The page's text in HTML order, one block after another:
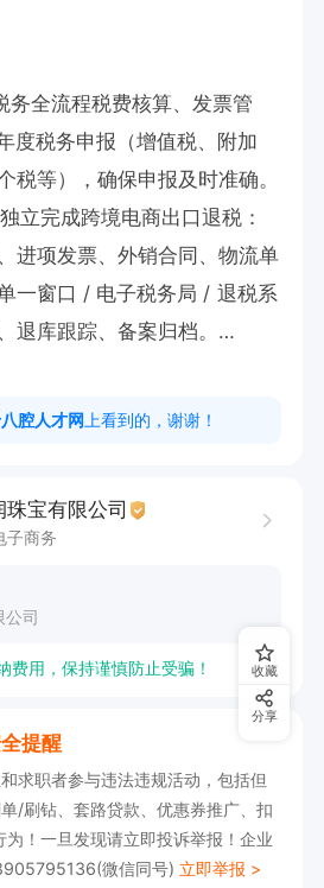
务全流程税费核算、发票管
度税务申报（增值税、附加
税等），确保申报及时准确。
立完成跨境电商出口退税：
进项发票、外销合同、物流单
一窗口 / 电子税务局 / 退税系
退库跟踪、备案归档。
入成本核对、往来对账、凭
税务稽查、审计、工商年报、
局，保障退税效率与资金回
的财务相关工作。
/ 会计 / 税务相关专业，初级
务会计经验，精通出口退税
电商 / 外贸企业经验优先。
逻辑、账务规则；熟练操作电
申报系统、单一窗口、电子口
腔人才网 上看到的，谢谢！
珠宝有限公司
子商务
公司
费用，保持谨慎防止受骗！
提醒
求职者参与违法违规活动，包括但
/刷钻、套路贷款、优惠券推广、扣
！一旦发现请立即投诉举报！企业
微信同号) 立即举报 >
收藏
分享